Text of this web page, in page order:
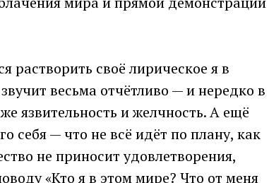
растворить своё лирическое я в
весьма отчётливо — и нередко в
язвительность и желчность. А ещё
себя — что не всё идёт по плану, как
не приносит удовлетворения,
«Кто я в этом мире? Что от меня